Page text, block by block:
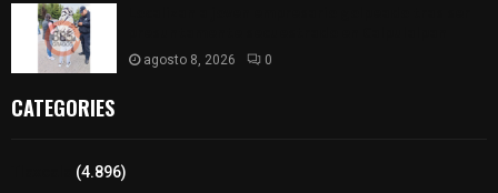
agosto 8, 2026 0
CATEGORIES
(4.896)